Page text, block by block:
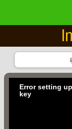
Error setting
key